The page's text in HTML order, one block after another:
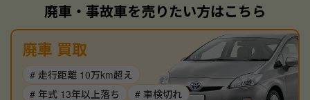
廃車・事故車を売りたい方はこちら
廃車 買取
# 走行距離 10万km超え
# 年式 13年以上落ち
# 車検切れ